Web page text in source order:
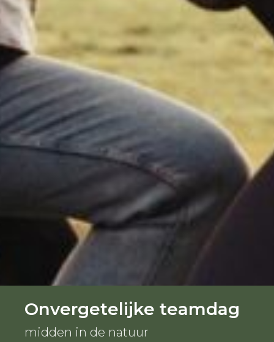
Onvergetelijke teamdag
midden in de natuur